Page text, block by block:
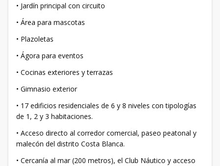
• Jardín principal con circuito
• Área para mascotas
• Plazoletas
• Ágora para eventos
• Cocinas exteriores y terrazas
• Gimnasio exterior
• 17 edificios residenciales de 6 y 8 niveles con tipologías
de 1, 2 y 3 habitaciones.
• Acceso directo al corredor comercial, paseo peatonal y
malecón del distrito Costa Blanca.
• Cercanía al mar (200 metros), el Club Náutico y acceso